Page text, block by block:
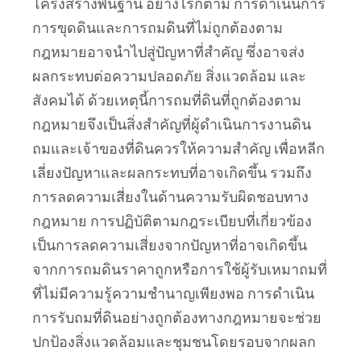
การขุดดินและการถมดินที่ไม่ถูกต้องตาม
กฎหมายอาจนำไปสู่ปัญหาที่สำคัญ ซึ่งอาจส่ง
ผลกระทบต่อความปลอดภัย สิ่งแวดล้อม และ
สังคมได้ ด้วยเหตุนี้การถมที่ดินที่ถูกต้องตาม
กฎหมายจึงเป็นสิ่งสำคัญที่ผู้ดำเนินการงานดิน
ถมและเจ้าของที่ดินควรให้ความสำคัญ เพื่อหลีก
เลี่ยงปัญหาและผลกระทบที่อาจเกิดขึ้น รวมถึง
การลดความเสี่ยงในด้านความรับผิดชอบทาง
กฎหมาย การปฏิบัติตามกฎระเบียบที่เกี่ยวข้อง
เป็นการลดความเสี่ยงจากปัญหาที่อาจเกิดขึ้น
จากการถมดินราคาถูกหรือการใช้ผู้รับเหมาถมที่
ที่ไม่มีความรู้ความชำนาญเพียงพอ การดำเนิน
การรับถมที่ดินอย่างถูกต้องทางกฎหมายจะช่วย
ปกป้องสิ่งแวดล้อมและชุมชนโดยรอบจากผลก